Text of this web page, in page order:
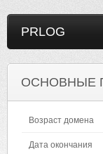
PRLOG
ОСНОВНЫЕ
Возраст домена
Дата окончания